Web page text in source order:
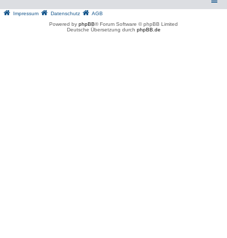
Impressum Datenschutz
AGB
Powered by phpBB® Forum Software © phpBB Limited
Deutsche Übersetzung durch phpBB.de